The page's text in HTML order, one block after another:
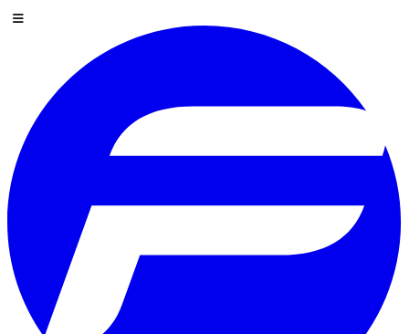
Preskoči na sadržaj